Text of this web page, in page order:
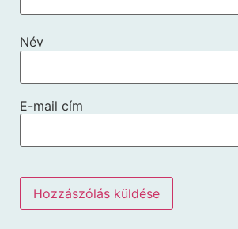
Név
E-mail cím